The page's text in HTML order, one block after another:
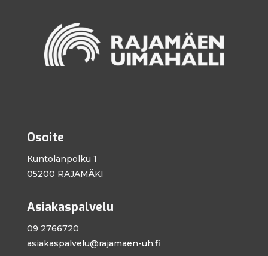
Osoite
Kuntolanpolku 1
05200 RAJAMÄKI
Asiakaspalvelu
09 2766720
asiakaspalvelu@rajamaen-uh.fi